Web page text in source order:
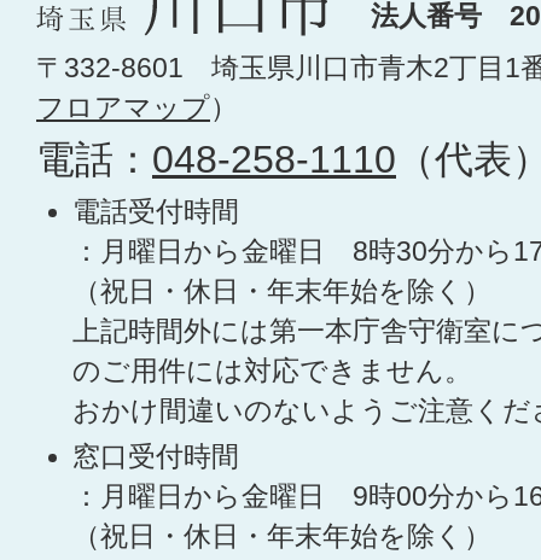
法人番号
〒332-8601 埼玉県川口市青木2丁目1
フロアマップ）
電話： 048-258-1110 （代表
電話受付時間
：月曜日から金曜日 8時30分から
（祝日・休日・年末年始を除く）
上記時間外には第一本庁舎守衛室に
のご用件には対応できません。
おかけ間違いのないようご注意くだ
窓口受付時間
：月曜日から金曜日 9時00分から
（祝日・休日・年末年始を除く）